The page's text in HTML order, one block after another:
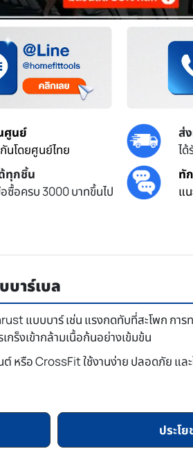
ศูนย์
นโดยศูนย์ไทย
ส่
ได้
ทุกชิ้น
ซื้อครบ 3000 บาทขึ้นไป
ทั
แ
บาร์เบล
แบบบาร์ เช่น แรงกดทับที่สะโพก การ
ร็งเข้ากล้ามเนื้อก้นอย่างเข้มข้น
หรือ CrossFit ใช้งานง่าย ปลอดภัย แ
ประโ